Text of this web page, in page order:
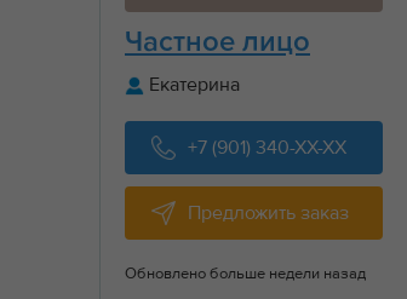
Частное лицо
Екатерина
+7 (901) 340-XX-XX
Предложить заказ
Обновлено больше недели назад